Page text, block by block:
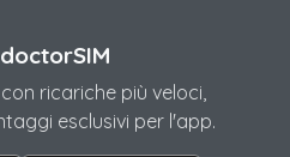
ricariche più veloci,
esclusivi per l'app.